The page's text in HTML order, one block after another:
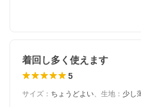
着回し多く使えます
5
サイズ ： ちょうどよい、 生地 ： 少し